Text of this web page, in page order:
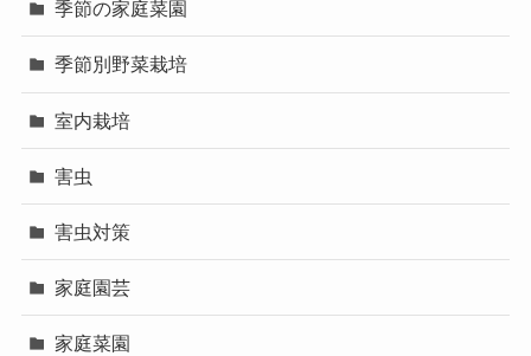
季節の家庭菜園
季節別野菜栽培
室内栽培
害虫
害虫対策
家庭園芸
家庭菜園